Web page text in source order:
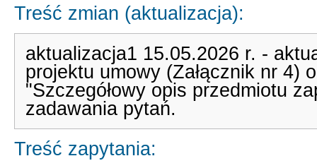
Treść zmian (aktualizacja):
aktualizacja1 15.05.2026 r. -
projektu umowy (Załącznik nr 4)
"Szczegółowy opis przedmiotu
zadawania pytań.
Treść zapytania: